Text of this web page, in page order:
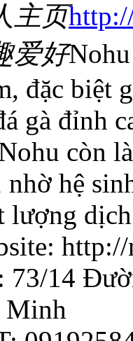
主页
爱好
đặc biệt
gà đỉnh
còn
nhờ hệ
lượng
73/14
Minh